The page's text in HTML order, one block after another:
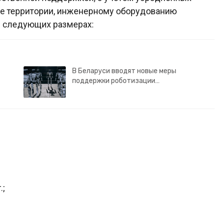
территории, инженерному оборудованию
следующих размерах:
В Беларуси вводят новые меры
поддержки роботизации…